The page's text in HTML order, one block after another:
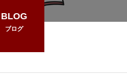
BLOG
ブログ